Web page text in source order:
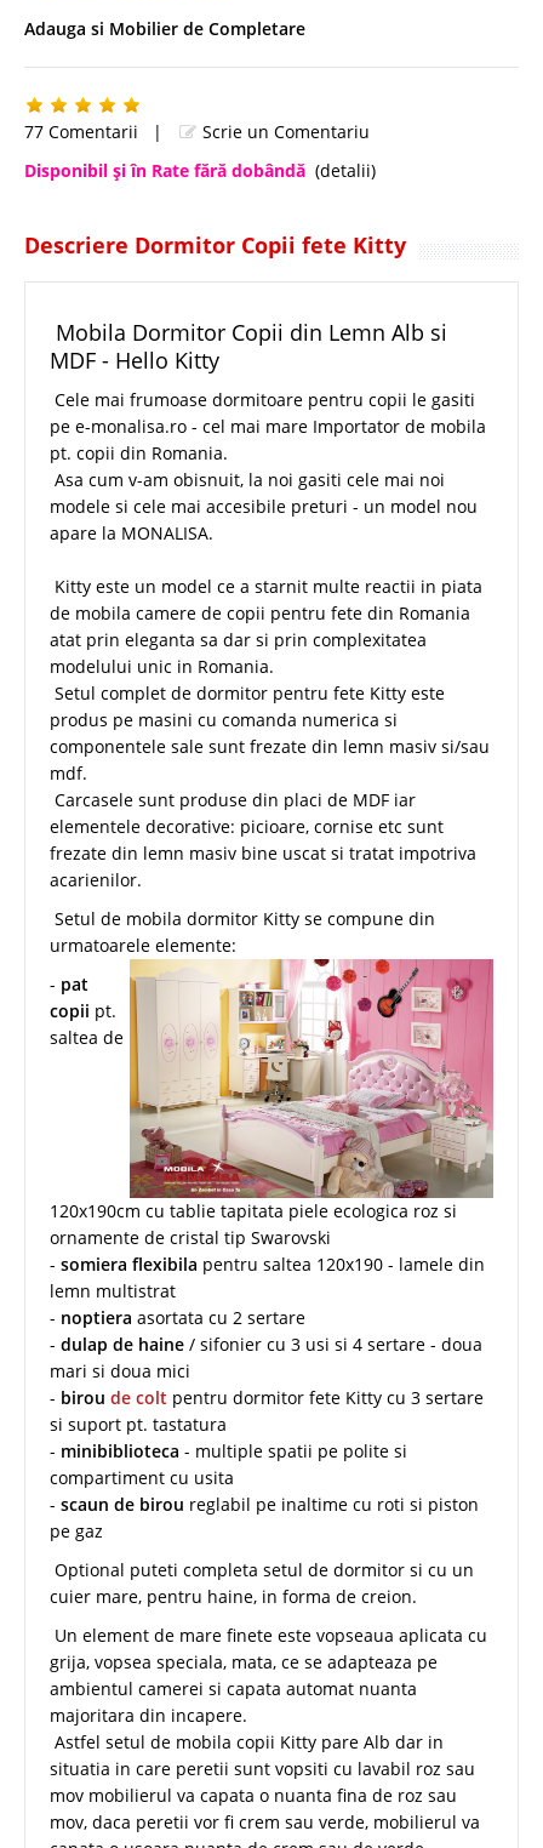
Adauga si Mobilier de Completare
77 Comentarii |
Scrie un Comentariu
Disponibil şi în Rate fără dobândă (detalii)
Descriere Dormitor Copii fete Kitty
Mobila Dormitor Copii din Lemn Alb si
MDF - Hello Kitty
Cele mai frumoase dormitoare pentru copii le gasiti
pe e-monalisa.ro - cel mai mare Importator de mobila
pt. copii din Romania.
Asa cum v-am obisnuit, la noi gasiti cele mai noi
modele si cele mai accesibile preturi - un model nou
apare la MONALISA.
Kitty este un model ce a starnit multe reactii in piata
de mobila camere de copii pentru fete din Romania
atat prin eleganta sa dar si prin complexitatea
modelului unic in Romania.
Setul complet de dormitor pentru fete Kitty este
produs pe masini cu comanda numerica si
componentele sale sunt frezate din lemn masiv si/sau
mdf.
Carcasele sunt produse din placi de MDF iar
elementele decorative: picioare, cornise etc sunt
frezate din lemn masiv bine uscat si tratat impotriva
acarienilor.
Setul de mobila dormitor Kitty se compune din
urmatoarele elemente:
- pat
copii pt.
saltea de
120x190cm cu tablie tapitata piele ecologica roz si
ornamente de cristal tip Swarovski
- somiera flexibila pentru saltea 120x190 - lamele din
lemn multistrat
- noptiera asortata cu 2 sertare
- dulap de haine / sifonier cu 3 usi si 4 sertare - doua
mari si doua mici
- birou de colt pentru dormitor fete Kitty cu 3 sertare
si suport pt. tastatura
- minibiblioteca - multiple spatii pe polite si
compartiment cu usita
- scaun de birou reglabil pe inaltime cu roti si piston
pe gaz
Optional puteti completa setul de dormitor si cu un
cuier mare, pentru haine, in forma de creion.
Un element de mare finete este vopseaua aplicata cu
grija, vopsea speciala, mata, ce se adapteaza pe
ambientul camerei si capata automat nuanta
majoritara din incapere.
Astfel setul de mobila copii Kitty pare Alb dar in
situatia in care peretii sunt vopsiti cu lavabil roz sau
mov mobilierul va capata o nuanta fina de roz sau
mov, daca peretii vor fi crem sau verde, mobilierul va